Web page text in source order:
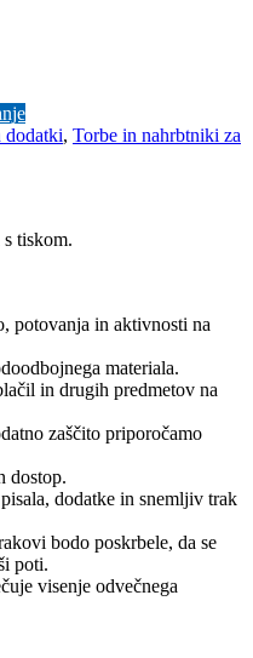
dodatki, Torbe in nahrbtniki za
tiskom.
potovanja in aktivnosti na
materiala.
in drugih predmetov na
zaščito priporočamo
dostop.
dodatke in snemljiv trak
bodo poskrbele, da se
poti.
visenje odvečnega